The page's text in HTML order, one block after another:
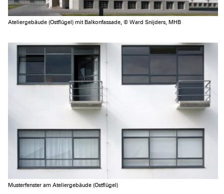
Ateliergebäude (Ostflügel) mit Balkonfassade, © Ward Snijders, MHB
Musterfenster am Ateliergebäude (Ostflügel)